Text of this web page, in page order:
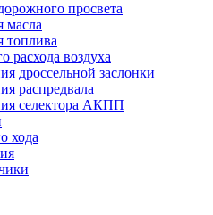
просвета
масла
топлива
расхода воздуха
дроссельной заслонки
распредвала
селектора АКПП
хода